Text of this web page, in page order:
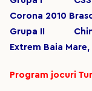
Corona 2010
Grupa II Chimia
Extrem Baia
Program jocuri